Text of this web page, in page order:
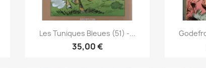
Pikakatselu
Les Tuniques Bleues (51) -...
35,00 €